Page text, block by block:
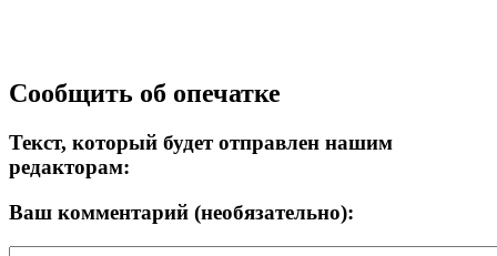
Сообщить об опечатке
Текст, который будет отправлен нашим
редакторам:
Ваш комментарий (необязательно):